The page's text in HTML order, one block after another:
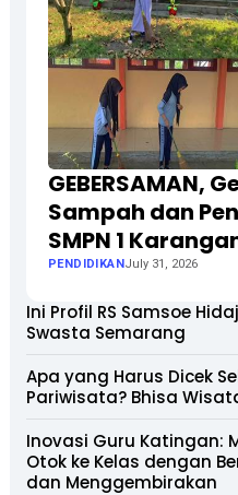
GEBERSAMAN,
Sampah dan
SMPN 1
PENDIDIKANJuly 31, 2026
Ini Profil RS Samsoe
Swasta Semarang
Apa yang Harus Dicek
Pariwisata? Bhisa
Inovasi Guru Katingan:
Otok ke Kelas dengan
dan Menggembirakan